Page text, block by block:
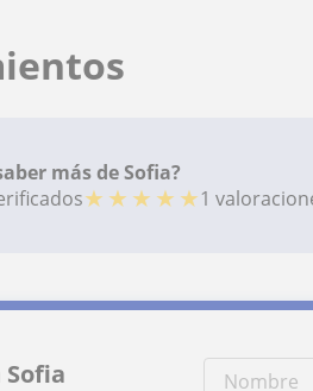
más de Sofia?
★ ★ ★ ★ ★1